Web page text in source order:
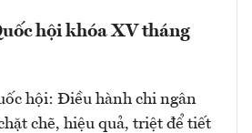
hội khóa XV tháng
hội: Điều hành chi ngân
chẽ, hiệu quả, triệt để tiết